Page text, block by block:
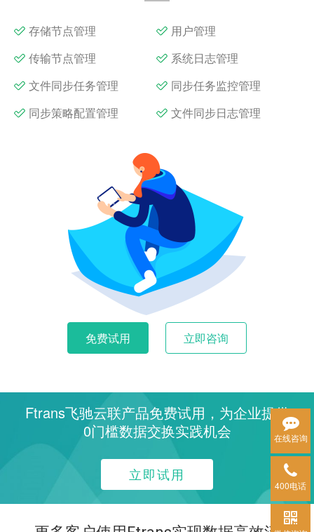
存储节点管理
用户管理
传输节点管理
系统日志管理
文件同步任务管理
同步任务监控管理
同步策略配置管理
文件同步日志管理
免费试用 立即咨询
Ftrans飞驰云联产品免费试用，为企业提供
0门槛数据交换实践机会
立即试用
在线咨询
400电话